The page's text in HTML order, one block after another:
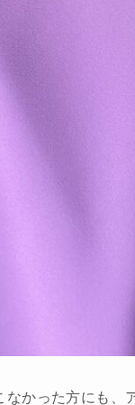
なかった方にも、